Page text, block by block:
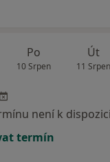
Po
10 Srpen
Út
11 Srpen
není k dispozici
termín